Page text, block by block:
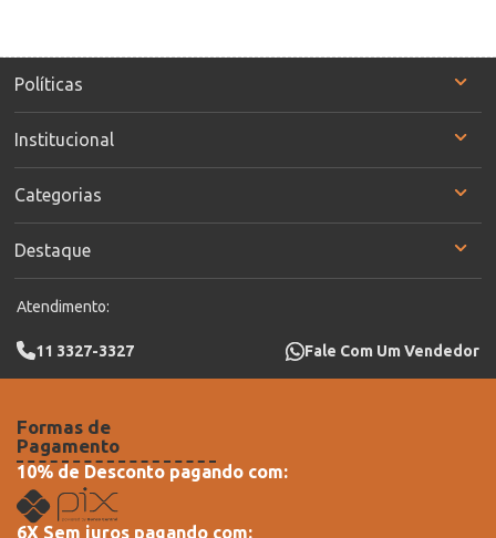
Políticas
Institucional
Categorias
Destaque
Atendimento:
11 3327-3327 Fale Com Um Vendedor
Formas de
Pagamento
10% de Desconto pagando com:
6X Sem juros pagando com: